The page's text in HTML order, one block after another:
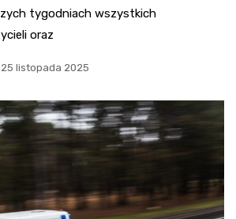
tygodniach wszystkich
oraz
25 listopada 2025